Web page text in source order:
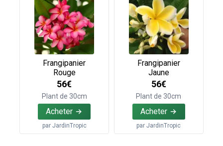
Frangipanier
Rouge
56€
Plant de 30cm
Acheter
par JardinTropic
Frangipanier
Jaune
56€
Plant de 30cm
Acheter
parJardinTropic